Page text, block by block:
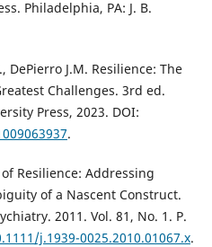
Philadelphia, PA: J. B.
DePierro J.M. Resilience: The
Challenges. 3rd ed.
Press, 2023. DOI:
.
Resilience: Addressing
of a Nascent Construct.
2011. Vol. 81, No. 1. P.
j.1939-0025.2010.01067.x.